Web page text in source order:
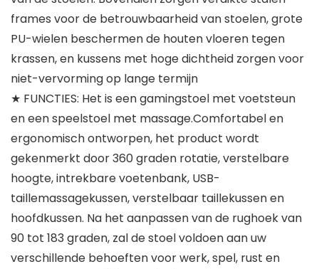
frames voor de betrouwbaarheid van stoelen, grote
PU-wielen beschermen de houten vloeren tegen
krassen, en kussens met hoge dichtheid zorgen voor
niet-vervorming op lange termijn
★ FUNCTIES: Het is een gamingstoel met voetsteun
en een speelstoel met massage.Comfortabel en
ergonomisch ontworpen, het product wordt
gekenmerkt door 360 graden rotatie, verstelbare
hoogte, intrekbare voetenbank, USB-
taillemassagekussen, verstelbaar taillekussen en
hoofdkussen. Na het aanpassen van de rughoek van
90 tot 183 graden, zal de stoel voldoen aan uw
verschillende behoeften voor werk, spel, rust en